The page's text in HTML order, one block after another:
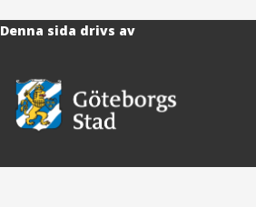
Denna sida drivs av